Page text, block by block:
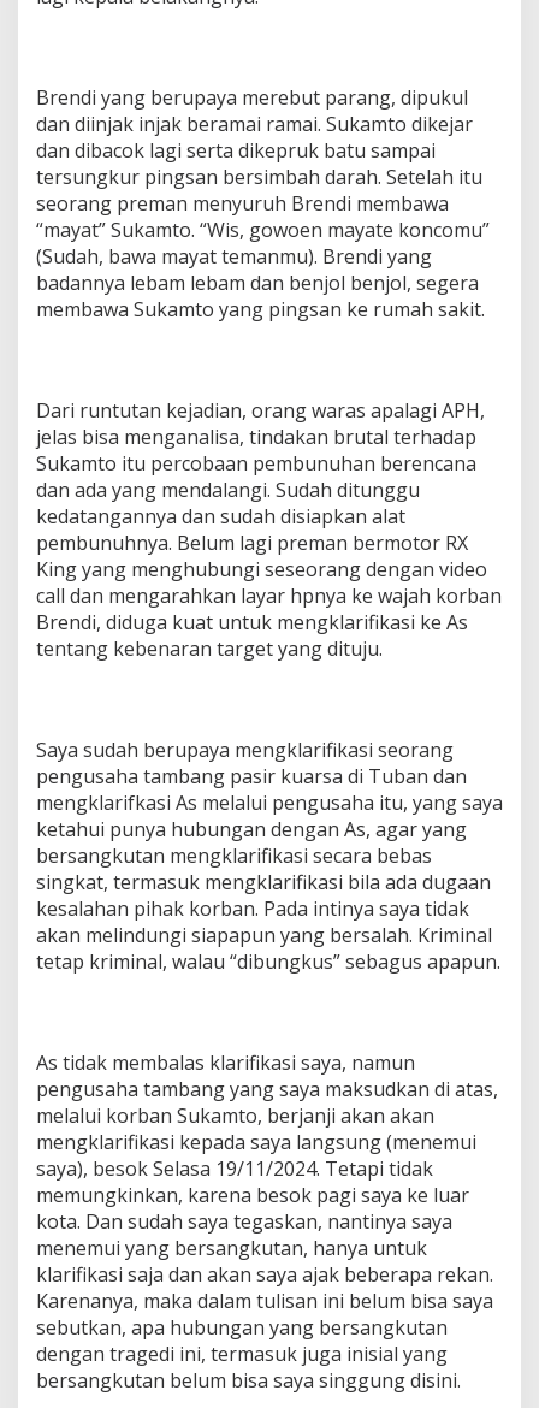
Brendi yang berupaya merebut parang, dipukul
dan diinjak injak beramai ramai. Sukamto dikejar
dan dibacok lagi serta dikepruk batu sampai
tersungkur pingsan bersimbah darah. Setelah itu
seorang preman menyuruh Brendi membawa
“mayat” Sukamto. “Wis, gowoen mayate koncomu”
(Sudah, bawa mayat temanmu). Brendi yang
badannya lebam lebam dan benjol benjol, segera
membawa Sukamto yang pingsan ke rumah sakit.
Dari runtutan kejadian, orang waras apalagi APH,
jelas bisa menganalisa, tindakan brutal terhadap
Sukamto itu percobaan pembunuhan berencana
dan ada yang mendalangi. Sudah ditunggu
kedatangannya dan sudah disiapkan alat
pembunuhnya. Belum lagi preman bermotor RX
King yang menghubungi seseorang dengan video
call dan mengarahkan layar hpnya ke wajah korban
Brendi, diduga kuat untuk mengklarifikasi ke As
tentang kebenaran target yang dituju.
Saya sudah berupaya mengklarifikasi seorang
pengusaha tambang pasir kuarsa di Tuban dan
mengklarifkasi As melalui pengusaha itu, yang saya
ketahui punya hubungan dengan As, agar yang
bersangkutan mengklarifikasi secara bebas
singkat, termasuk mengklarifikasi bila ada dugaan
kesalahan pihak korban. Pada intinya saya tidak
akan melindungi siapapun yang bersalah. Kriminal
tetap kriminal, walau “dibungkus” sebagus apapun.
As tidak membalas klarifikasi saya, namun
pengusaha tambang yang saya maksudkan di atas,
melalui korban Sukamto, berjanji akan akan
mengklarifikasi kepada saya langsung (menemui
saya), besok Selasa 19/11/2024. Tetapi tidak
memungkinkan, karena besok pagi saya ke luar
kota. Dan sudah saya tegaskan, nantinya saya
menemui yang bersangkutan, hanya untuk
klarifikasi saja dan akan saya ajak beberapa rekan.
Karenanya, maka dalam tulisan ini belum bisa saya
sebutkan, apa hubungan yang bersangkutan
dengan tragedi ini, termasuk juga inisial yang
bersangkutan belum bisa saya singgung disini.